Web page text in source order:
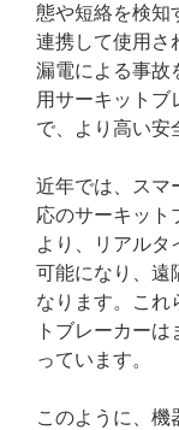
態や短絡を検知
連携して使用さ
漏電による事故
用サーキットブ
で、より高い安
近年では、スマ
応のサーキット
より、リアル
可能になり、遠
なります。これ
トブレーカー
っています。
このように、機